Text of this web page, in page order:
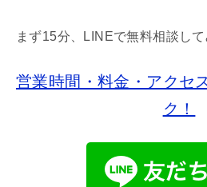
まず15分、LINEで無料相談して
営業時間・料金・アクセ
ク！